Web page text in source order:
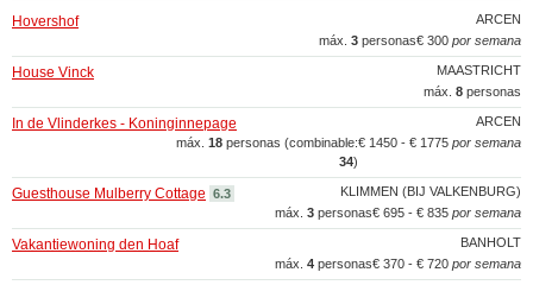
ARCEN
Hovershof
€ 300 por semana
máx. 3 personas
MAASTRICHT
House Vinck
máx. 8 personas
ARCEN
In de Vlinderkes - Koninginnepage
€ 1450 - € 1775 por semana
máx. 18 personas (combinable:
34)
KLIMMEN (BIJ VALKENBURG)
Guesthouse Mulberry Cottage 6.3
€ 695 - € 835 por semana
máx. 3 personas
BANHOLT
Vakantiewoning den Hoaf
€ 370 - € 720 por semana
máx. 4 personas